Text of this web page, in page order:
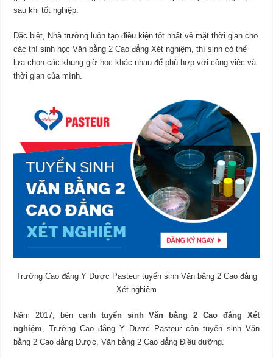
sau khi tốt nghiệp.
Đặc biệt, Nhà trường luôn tạo điều kiện tốt nhất về mặt thời gian cho
các thí sinh học Văn bằng 2 Cao đẳng Xét nghiệm, thí sinh có thể
lựa chọn các khung giờ học khác nhau để phù hợp với công việc và
thời gian của mình.
Trường Cao đẳng Y Dược Pasteur tuyển sinh Văn bằng 2 Cao đẳng
Xét nghiệm
Năm 2017, bên cạnh tuyển sinh Văn bằng 2 Cao đẳng Xét
nghiệm , Trường Cao đẳng Y Dược Pasteur còn tuyển sinh Văn
bằng 2 Cao đẳng Dược, Văn bằng 2 Cao đẳng Điều dưỡng.